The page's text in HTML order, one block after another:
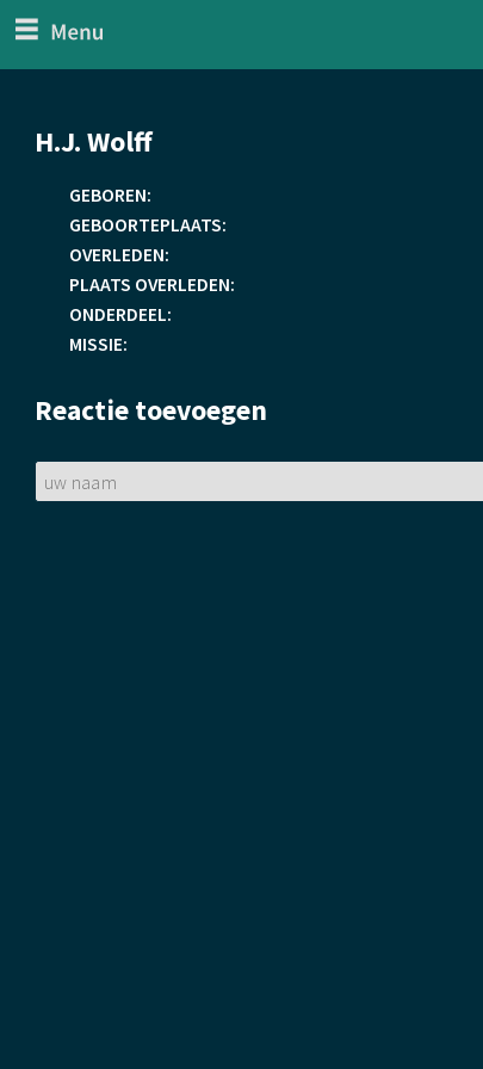
Generaal
H.J. Wolff
GEBOREN:
GEBOORTEPLAATS:
OVERLEDEN:
PLAATS OVERLEDEN:
ONDERDEEL:
MISSIE:
Reactie toevoegen